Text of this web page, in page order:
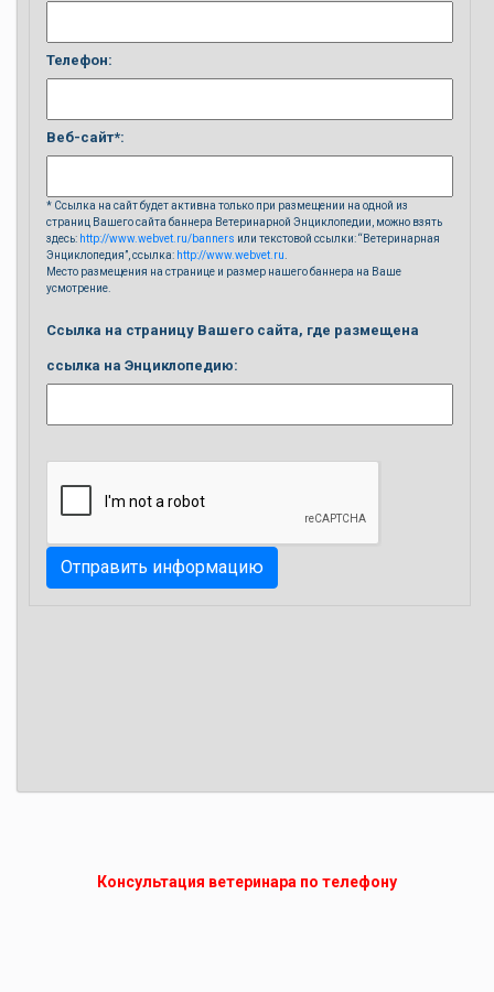
Телефон:
Веб-сайт*:
* Ссылка на сайт будет активна только при размещении на одной из
страниц Вашего сайта баннера Ветеринарной Энциклопедии, можно взять
здесь: http://www.webvet.ru/banners или текстовой ссылки: “Ветеринарная
Энциклопедия”, ссылка: http://www.webvet.ru
Место размещения на странице и размер нашего баннера на Ваше
усмотрение.
Ссылка на страницу Вашего сайта, где размещена
ссылка на Энциклопедию:
Консультация ветеринара по телефону